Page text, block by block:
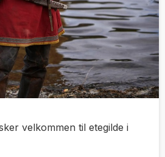
velkommen til etegilde i